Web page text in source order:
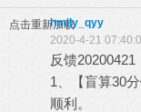
点击重新加载hmily_qyy
2020-4-21
反馈20200421
1、【盲算30
顺利。